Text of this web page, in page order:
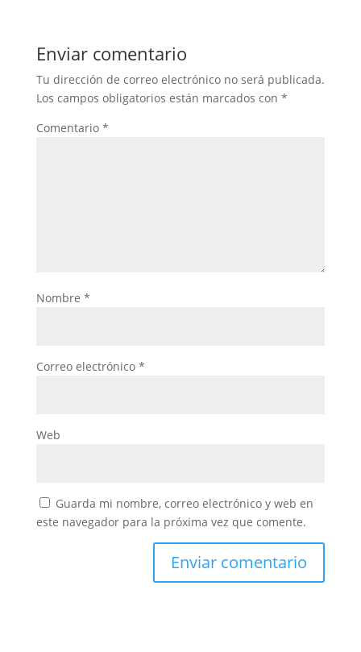
Enviar comentario
Tu dirección de correo electrónico no será publicada.
Los campos obligatorios están marcados con *
Comentario *
Nombre *
Correo electrónico *
Web
Guarda mi nombre, correo electrónico y web en
este navegador para la próxima vez que comente.